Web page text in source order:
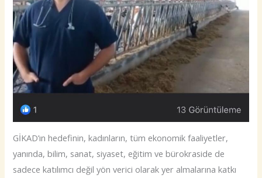
GİKAD’ın hedefinin, kadınların, tüm ekonomik faaliyetler,
yanında, bilim, sanat, siyaset, eğitim ve bürokraside de
sadece katılımcı değil yön verici olarak yer almalarına katkı